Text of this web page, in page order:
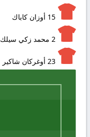
15 أوزان كاباك
2 محمد زكي سيلك
23 أوغركان شاكير